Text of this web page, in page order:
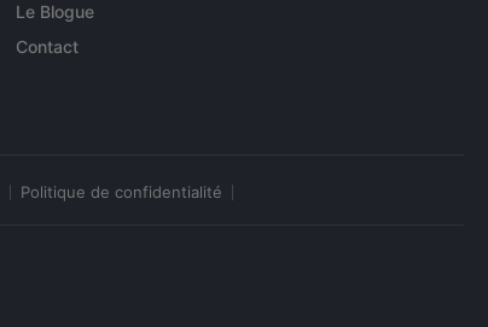
Le Blogue
Contact
Politique de confidentialité